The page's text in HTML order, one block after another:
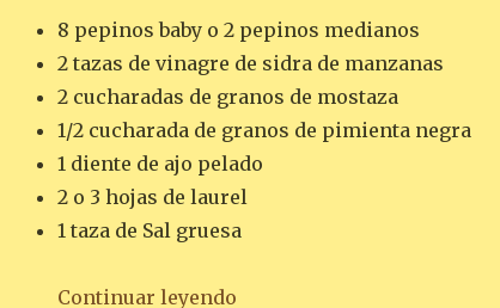
8 pepinos baby o 2 pepinos medianos
2 tazas de vinagre de sidra de manzanas
2 cucharadas de granos de mostaza
1/2 cucharada de granos de pimienta negra
1 diente de ajo pelado
2 o 3 hojas de laurel
1 taza de Sal gruesa
Continuar leyendo«PEPINILLOS EN VINAGRE»